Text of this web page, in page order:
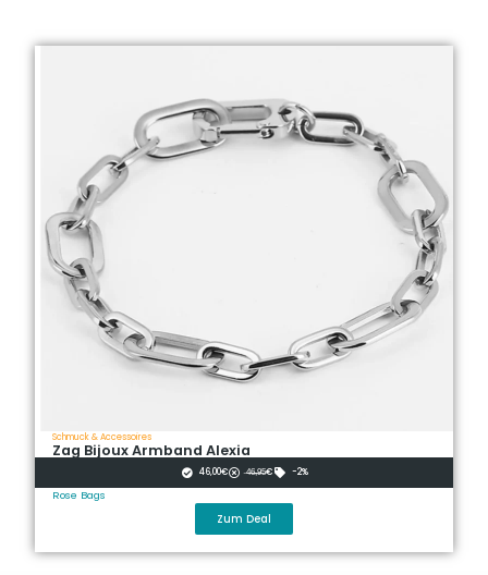
Schmuck & Accessoires
Zag Bijoux Armband Alexia
46,00€ ̶4̶̶6̶̶,̶̶9̶̶5̶€ -2%
Rose Bags
Zum Deal